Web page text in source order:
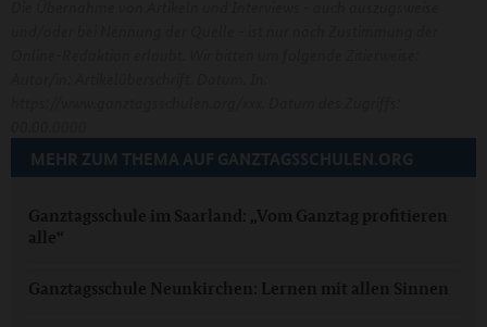
MEHR ZUM THEMA AUF GANZTAGSSCHULEN.ORG
Ganztagsschule im Saarland: „Vom Ganztag profitieren
alle“
Ganztagsschule Neunkirchen: Lernen mit allen Sinnen